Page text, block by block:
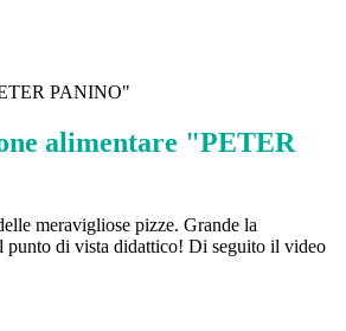
PANINO"
alimentare "PETER
meravigliose pizze. Grande la
punto di vista didattico! Di seguito il video